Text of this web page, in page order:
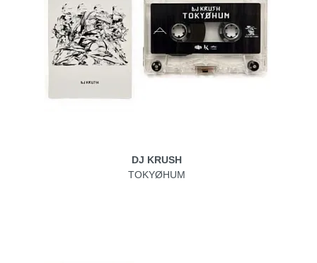
DJ KRUSH
TOKYØHUM